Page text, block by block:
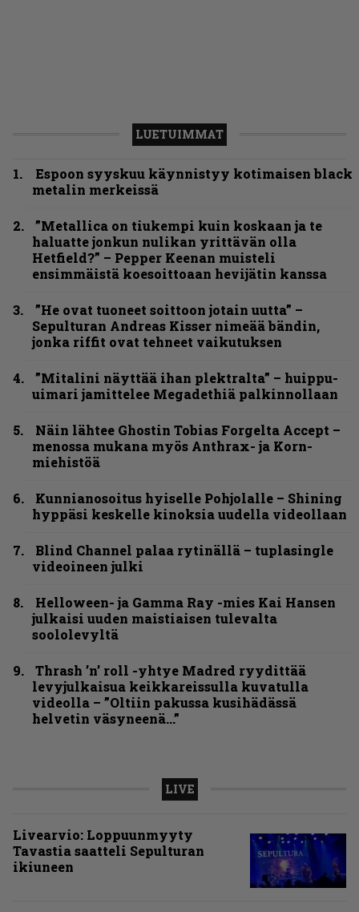
LUETUIMMAT
Espoon syyskuu käynnistyy kotimaisen black
metalin merkeissä
”Metallica on tiukempi kuin koskaan ja te
haluatte jonkun nulikan yrittävän olla
Hetfield?” – Pepper Keenan muisteli
ensimmäistä koesoittoaan hevijätin kanssa
”He ovat tuoneet soittoon jotain uutta” –
Sepulturan Andreas Kisser nimeää bändin,
jonka riffit ovat tehneet vaikutuksen
”Mitalini näyttää ihan plektralta” – huippu-
uimari jamittelee Megadethiä palkinnollaan
Näin lähtee Ghostin Tobias Forgelta Accept –
menossa mukana myös Anthrax- ja Korn-
miehistöä
Kunnianosoitus hyiselle Pohjolalle – Shining
hyppäsi keskelle kinoksia uudella videollaan
Blind Channel palaa rytinällä – tuplasingle
videoineen julki
Helloween- ja Gamma Ray -mies Kai Hansen
julkaisi uuden maistiaisen tulevalta
soololevyltä
Thrash ’n’ roll -yhtye Madred ryydittää
levyjulkaisua keikkareissulla kuvatulla
videolla – ”Oltiin pakussa kusihädässä
helvetin väsyneenä…”
LIVE
Livearvio: Loppuunmyyty
Tavastia saatteli Sepulturan
ikiuneen